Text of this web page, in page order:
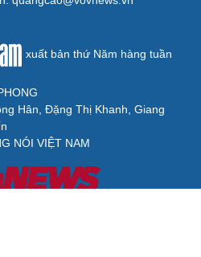
xuất bản thứ Năm hàng tuần
Hân, Đặng Thị Khanh, Giang
NÓI VIỆT NAM